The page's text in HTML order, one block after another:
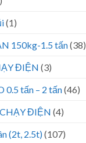
(1)
150kg-1.5 tấn(38)
ĐIỆN (3)
0.5 tấn – 2 tấn(46)
ĐIỆN (4)
(2t, 2.5t)(107)